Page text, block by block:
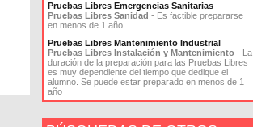
Pruebas Libres Emergencias Sanitarias
Pruebas Libres Sanidad - Es factible prepararse
en menos de 1 año
Pruebas Libres Mantenimiento Industrial
Pruebas Libres Instalación y Mantenimiento - La
duración de la preparación para las Pruebas Libres
es muy dependiente del tiempo que dedique el
alumno. Se puede estar preparado en menos de 1
año